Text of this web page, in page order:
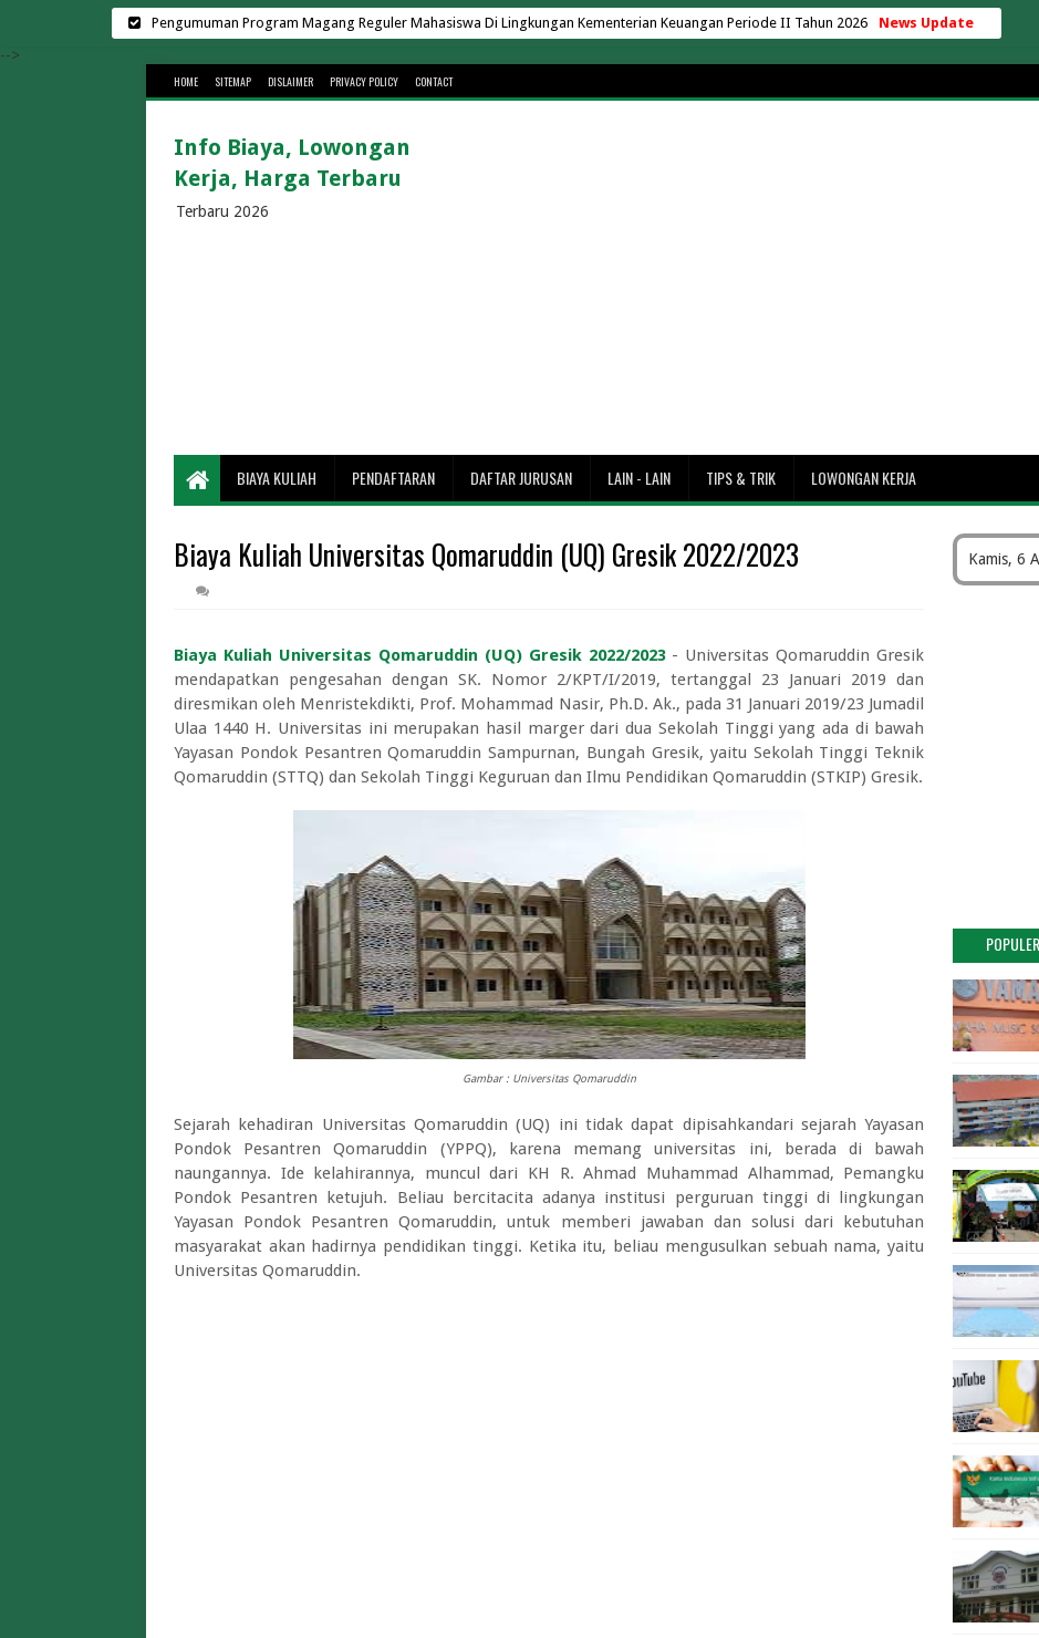
News Update
Pengumuman Program Magang Reguler Mahasiswa Di Lingkungan Kementerian Keuangan Periode II Tahun 2026
Biaya Kuliah Universitas Nusa Putra Sukabumi 2026
Biaya Kuliah Universitas Sugeng Hartono Tahun Akademik 2026/2027
Cara Menghemat Biaya Listrik AC 24 Jam Tanpa Matikan Mesin
Berapa Lama Penyeberangan Bakauheni ke Merak? Ini Estimasi Waktu dan Jaraknya
Biaya Masuk Pantai Tanjung Lesung
Cara Daftar Mudik Gratis Kemenhub 2026
Limit dan Tips War Pintar BI 2026 Agar Kebagian Tukar Uang Baru Tanpa Gagal
Limit dan Biaya Tukar Uang Baru THR 2026 di Bank Pintar Lengkap Nominal Maksimal
Cara Tukar Uang Baru di Bank Indonesia (BI) Online
Lowongan Magang Kementerian Keuangan Periode II Tahun 2026
-->
HOME SITEMAP DISLAIMER PRIVACY POLICY CONTACT
Info Biaya, Lowongan
Kerja, Harga Terbaru
Terbaru 2026
BIAYA KULIAH PENDAFTARAN DAFTAR JURUSAN LAIN - LAIN TIPS & TRIK LOWONGAN KERJA
Biaya Kuliah Universitas Qomaruddin (UQ) Gresik 2022/2023
Biaya Kuliah Universitas Qomaruddin (UQ) Gresik 2022/2023- Universitas Qomaruddin Gresik
mendapatkan pengesahan dengan SK. Nomor 2/KPT/I/2019, tertanggal 23 Januari 2019 dan
diresmikan oleh Menristekdikti, Prof. Mohammad Nasir, Ph.D. Ak., pada 31 Januari 2019/23 Jumadil
Ulaa 1440 H. Universitas ini merupakan hasil marger dari dua Sekolah Tinggi yang ada di bawah
Yayasan Pondok Pesantren Qomaruddin Sampurnan, Bungah Gresik, yaitu Sekolah Tinggi Teknik
Qomaruddin (STTQ) dan Sekolah Tinggi Keguruan dan Ilmu Pendidikan Qomaruddin (STKIP) Gresik.
Gambar : Universitas Qomaruddin
Sejarah kehadiran Universitas Qomaruddin (UQ) ini tidak dapat dipisahkandari sejarah Yayasan
Pondok Pesantren Qomaruddin (YPPQ), karena memang universitas ini, berada di bawah
naungannya. Ide kelahirannya, muncul dari KH R. Ahmad Muhammad Alhammad, Pemangku
Pondok Pesantren ketujuh. Beliau bercitacita adanya institusi perguruan tinggi di lingkungan
Yayasan Pondok Pesantren Qomaruddin, untuk memberi jawaban dan solusi dari kebutuhan
masyarakat akan hadirnya pendidikan tinggi. Ketika itu, beliau mengusulkan sebuah nama, yaitu
Universitas Qomaruddin.
Kamis, 6
POPULER